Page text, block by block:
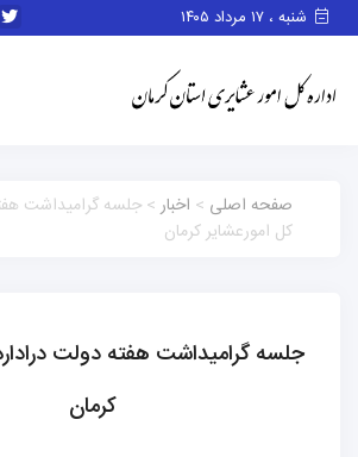
شنبه ، ۱۷ مرداد ۱۴۰۵
صفحه اصلی > اخبار> جلسه گرامیداشت
کل امورعشایر کرمان
جلسه گرامیداشت هفته دولت
کرمان